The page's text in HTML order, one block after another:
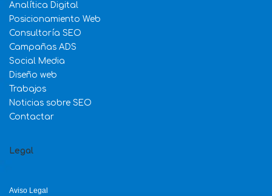
Analítica Digital
Posicionamiento Web
Consultoría SEO
Campañas ADS
Social Media
Diseño web
Trabajos
Noticias sobre SEO
Contactar
Legal
Aviso Legal